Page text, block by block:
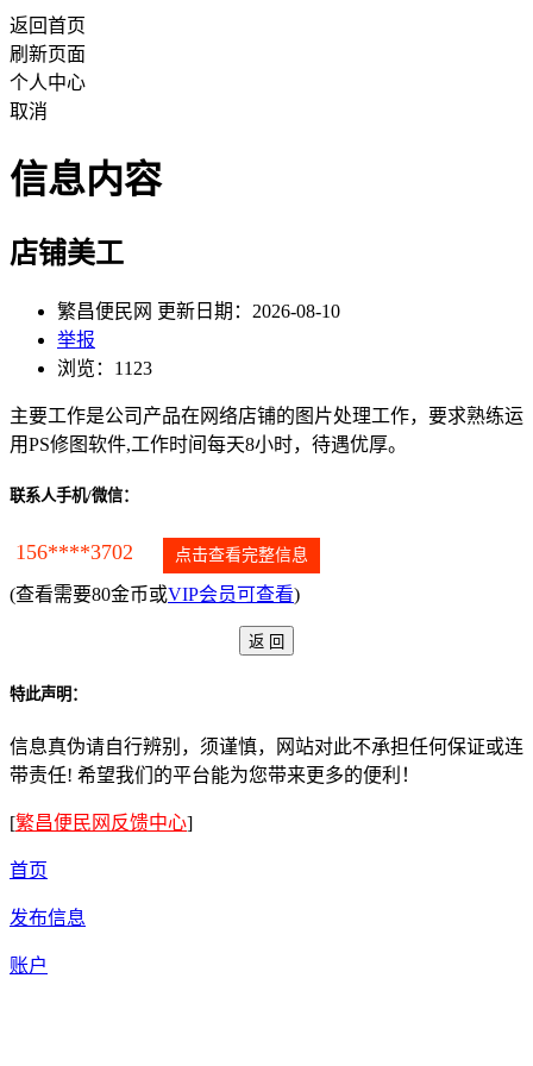
返回首页
刷新页面
个人中心
取消
信息内容
店铺美工
繁昌便民网 更新日期：2026-08-10
举报
浏览：1123
主要工作是公司产品在网络店铺的图片处理工作，要求熟练运
用PS修图软件,工作时间每天8小时，待遇优厚。
联系人手机/微信：
156****3702 点击查看完整信息
(查看需要80金币或VIP会员可查看)
特此声明：
信息真伪请自行辨别，须谨慎，网站对此不承担任何保证或连
带责任! 希望我们的平台能为您带来更多的便利！
[繁昌便民网反馈中心]
首页
发布信息
账户